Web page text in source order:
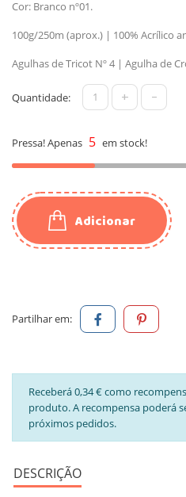
Cor: Branco nº01.
100g/250m (aprox.) | 100% Acrílico
Agulhas de Tricot Nº 4 | Agulha de
Quantidade: + -
Pressa! Apenas 5 em stock!
Adicionar
Partilhar em:
Receberá 0,34 € como
produto. A recompensa poderá
próximos pedidos.
DESCRIÇÃO